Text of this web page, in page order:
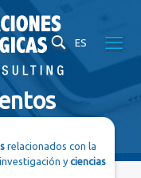
ES
relacionados con la
yciencias